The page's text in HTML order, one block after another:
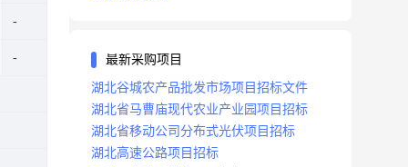
最新采购项目
湖北谷城农产品批发市场项目招标文件
湖北省马曹庙现代农业产业园项目招标
湖北省移动公司分布式光伏项目招标
湖北高速公路项目招标